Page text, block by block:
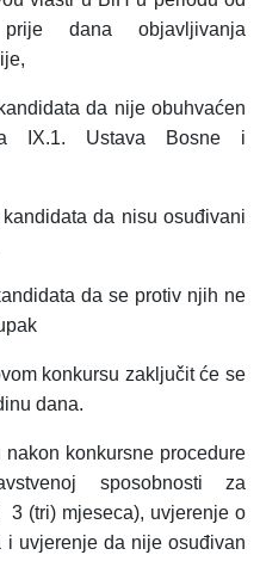
dana objavljivanja
da nije obuhvaćen
IX.1. Ustava Bosne i
da nisu osuđivani
da se protiv njih ne
konkursu zaključit će se
dana.
konkursne procedure
sposobnosti za
3 (tri) mjeseca), uvjerenje o
i uvjerenje da nije osuđivan